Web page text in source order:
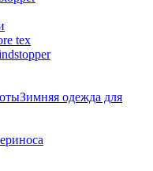
tex
Зимняя одежда для